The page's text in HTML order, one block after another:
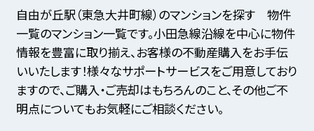
自由が丘駅（東急大井町線）のマンションを探す 物件
一覧のマンション一覧です。小田急線沿線を中心に物件
情報を豊富に取り揃え、お客様の不動産購入をお手伝
いいたします！様々なサポートサービスをご用意しており
ますので、ご購入・ご売却はもちろんのこと、その他ご不
明点についてもお気軽にご相談ください。